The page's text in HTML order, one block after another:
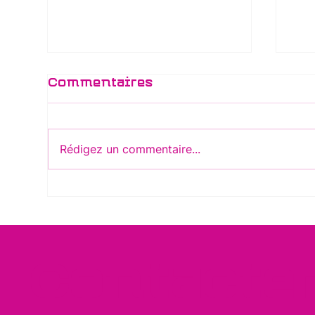
Au
Commentaires
Rédigez un commentaire...